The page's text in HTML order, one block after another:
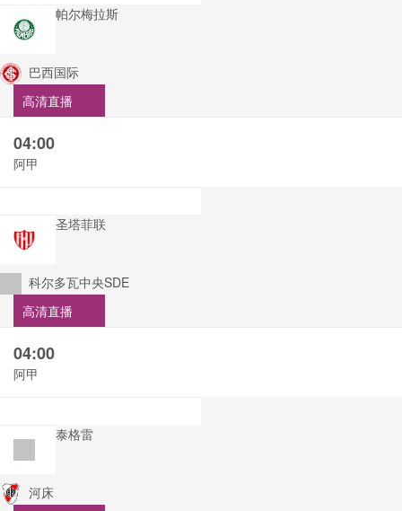
帕尔梅拉斯
巴西国际
高清直播
04:00
阿甲
圣塔菲联
科尔多瓦中央SDE
高清直播
04:00
阿甲
泰格雷
河床